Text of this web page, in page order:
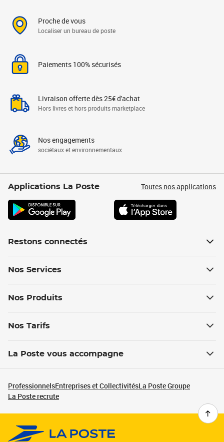
Proche de vous
Localiser un bureau de poste
Paiements 100% sécurisés
Livraison offerte dès 25€ d'achat
Hors livres et hors produits marketplace
Nos engagements
sociétaux et environnementaux
Applications La Poste Toutes nos applications
Restons connectés
Nos Services
Nos Produits
Nos Tarifs
La Poste vous accompagne
ProfessionnelsEntreprises et CollectivitésLa Poste Groupe
La Poste recrute